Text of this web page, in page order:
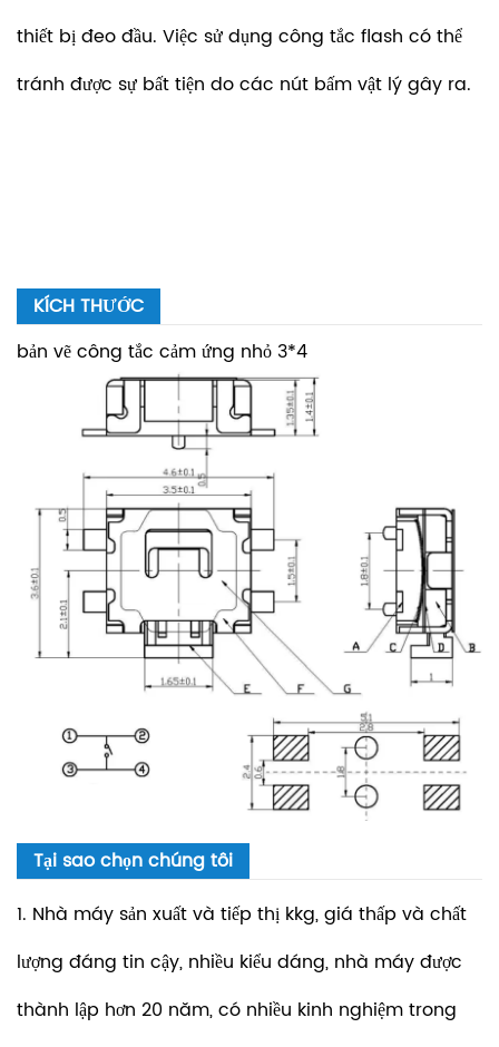
thiết bị đeo đầu. Việc sử dụng công tắc flash có thể
tránh được sự bất tiện do các nút bấm vật lý gây ra.
KÍCH THƯỚC
bản vẽ công tắc cảm ứng nhỏ 3*4
Tại sao chọn chúng tôi
1. Nhà máy sản xuất và tiếp thị kkg, giá thấp và chất
lượng đáng tin cậy, nhiều kiểu dáng, nhà máy được
thành lập hơn 20 năm, có nhiều kinh nghiệm trong